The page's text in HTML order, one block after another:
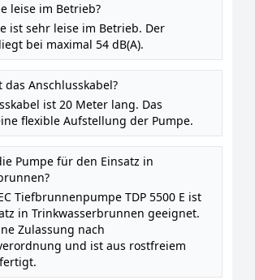
leise im Betrieb?
ist sehr leise im Betrieb. Der
bei maximal 54 dB(A).
das Anschlusskabel?
ist 20 Meter lang. Das
flexible Aufstellung der Pumpe.
Pumpe für den Einsatz in
Tiefbrunnenpumpe TDP 5500 E ist
in Trinkwasserbrunnen geeignet.
Zulassung nach
und ist aus rostfreiem